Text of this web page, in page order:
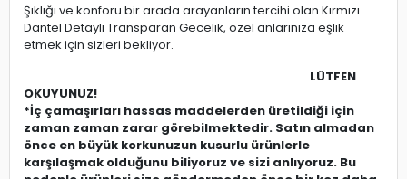
Şıklığı ve konforu bir arada arayanların tercihi olan Kırmızı
Dantel Detaylı Transparan Gecelik, özel anlarınıza eşlik
etmek için sizleri bekliyor.
LÜTFEN
OKUYUNUZ!
*İç çamaşırları hassas maddelerden üretildiği için
zaman zaman zarar görebilmektedir. Satın almadan
önce en büyük korkunuzun kusurlu ürünlerle
karşılaşmak olduğunu biliyoruz ve sizi anlıyoruz. Bu